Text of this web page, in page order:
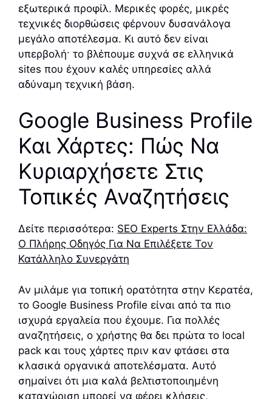
εξωτερικά προφίλ. Μερικές φορές, μικρές
τεχνικές διορθώσεις φέρνουν δυσανάλογα
μεγάλο αποτέλεσμα. Κι αυτό δεν είναι
υπερβολή· το βλέπουμε συχνά σε ελληνικά
sites που έχουν καλές υπηρεσίες αλλά
αδύναμη τεχνική βάση.
Google Business Profile
Και Χάρτες: Πώς Να
Κυριαρχήσετε Στις
Τοπικές Αναζητήσεις
Δείτε περισσότερα: SEO Experts Στην Ελλάδα:
Ο Πλήρης Οδηγός Για Να Επιλέξετε Τον
Κατάλληλο Συνεργάτη
Αν μιλάμε για τοπική ορατότητα στην Κερατέα,
το Google Business Profile είναι από τα πιο
ισχυρά εργαλεία που έχουμε. Για πολλές
αναζητήσεις, ο χρήστης θα δει πρώτα το local
pack και τους χάρτες πριν καν φτάσει στα
κλασικά οργανικά αποτελέσματα. Αυτό
σημαίνει ότι μια καλά βελτιστοποιημένη
καταχώριση μπορεί να φέρει κλήσεις,